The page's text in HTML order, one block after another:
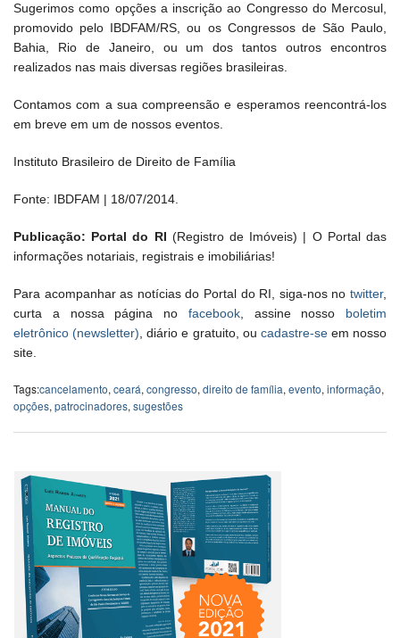
Sugerimos como opções a inscrição ao Congresso do Mercosul,
promovido pelo IBDFAM/RS, ou os Congressos de São Paulo,
Bahia, Rio de Janeiro, ou um dos tantos outros encontros
realizados nas mais diversas regiões brasileiras.
Contamos com a sua compreensão e esperamos reencontrá-los
em breve em um de nossos eventos.
Instituto Brasileiro de Direito de Família
Fonte: IBDFAM | 18/07/2014.
Publicação: Portal do RI (Registro de Imóveis) | O Portal das
informações notariais, registrais e imobiliárias!
Para acompanhar as notícias do Portal do RI, siga-nos no twitter,
curta a nossa página no facebook, assine nosso boletim
eletrônico (newsletter) , diário e gratuito, ou cadastre-seem nosso
site.
Tags:cancelamento, ceará, congresso, direito de família, evento, informação,
opções, patrocinadores, sugestões